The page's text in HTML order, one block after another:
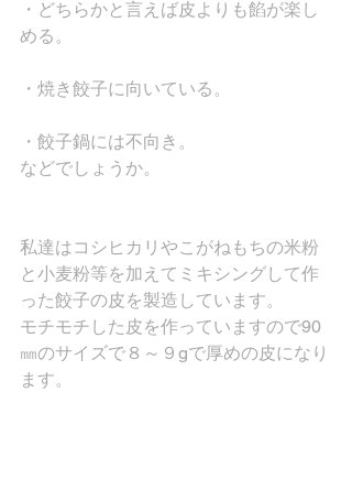
・どちらかと言えば皮よりも餡が楽し
める。
・焼き餃子に向いている。
・餃子鍋には不向き。
などでしょうか。
私達はコシヒカリやこがねもちの米粉
と小麦粉等を加えてミキシングして作
った餃子の皮を製造しています。
モチモチした皮を作っていますので90
㎜のサイズで８～９gで厚めの皮になり
ます。